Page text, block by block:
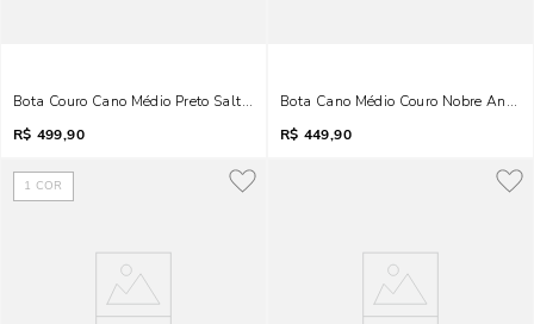
Bota Couro Cano Médio Preto Salto Anabela
R$ 499,90
Bota Cano Médio Couro Nobre
R$ 449,90
1 COR